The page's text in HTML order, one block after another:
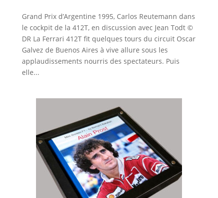
Grand Prix d’Argentine 1995, Carlos Reutemann dans
le cockpit de la 412T, en discussion avec Jean Todt ©
DR La Ferrari 412T fit quelques tours du circuit Oscar
Galvez de Buenos Aires à vive allure sous les
applaudissements nourris des spectateurs. Puis
elle...